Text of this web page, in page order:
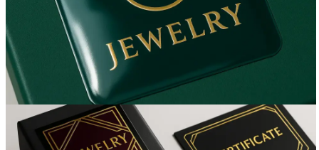
Контакты